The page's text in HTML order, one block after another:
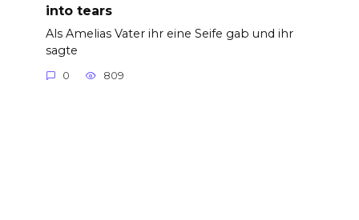
into tears
Als Amelias Vater ihr eine Seife gab und ihr
sagte
0 809